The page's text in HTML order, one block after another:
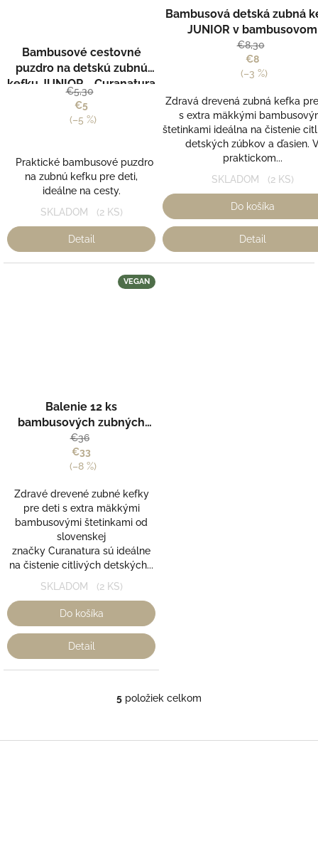
Bambusové cestovné
puzdro na detskú zubnú
kefku JUNIOR - Curanatura
€5,30
€5
(–5 %)
Praktické bambusové puzdro
na zubnú kefku pre deti,
ideálne na cesty.
SKLADOM (2 KS)
Detail
Bambusová detská zubná
JUNIOR v bambusovom
cestovnom puzdre -
€8,30
€8
(–3 %)
Zdravá drevená zubná kefka
s extra mäkkými
štetinkami ideálna na čistenie
detských zúbkov a ďasien.
praktickom...
SKLADOM (2 KS)
Do košíka
Detail
VEGAN
Balenie 12 ks
bambusových zubných
kefiek JUNIOR -
Curanatura
€36
€33
(–8 %)
Zdravé drevené zubné kefky
pre deti s extra mäkkými
bambusovými štetinkami od
slovenskej
značky Curanatura sú ideálne
na čistenie citlivých detských...
SKLADOM (2 KS)
Do košíka
Detail
O
á
5 položiek celkom